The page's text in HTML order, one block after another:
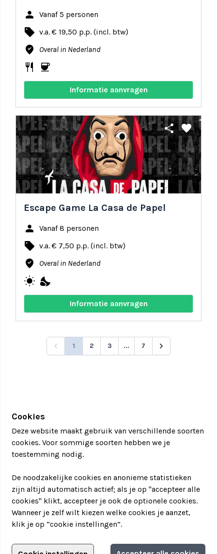
person Vanaf 5 personen
local_offer v.a. € 19,50 p.p. (incl. btw)
where_to_vote Overal in Nederland
restaurant coffee
Informatie aanvragen
share favorite
Escape Game La Casa de Papel
person Vanaf 8 personen
local_offer v.a. € 7,50 p.p. (incl. btw)
where_to_vote Overal in Nederland
wb_sunny nights_stay
Informatie aanvragen
1 2 3 ... 7
Adverteren?
Cookies
Deze website maakt gebruik van verschillende soorten
cookies. Voor sommige soorten hebben we je
toestemming nodig.
De noodzakelijke cookies en anonieme statistieken
zijn altijd automatisch actief; als je op "accepteer alle
cookies" klikt, accepteer je ook de optionele cookies.
Wanneer je zelf wilt kiezen welke cookies je aanzet,
klik je op “cookie instellingen”.